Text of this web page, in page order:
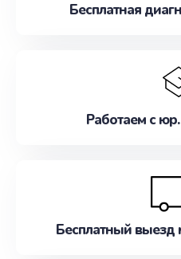
Бесплатная
Работаем с
Бесплатный выезд